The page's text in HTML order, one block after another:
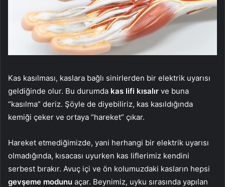
Kas kasılması, kaslara bağlı sinirlerden bir elektrik uyarısı
geldiğinde olur. Bu durumda kas lifi kısalır ve buna
“kasılma” deriz. Şöyle de diyebiliriz, kas kasıldığında
kemiği çeker ve ortaya “hareket” çıkar.
Hareket etmediğimizde, yani herhangi bir elektrik uyarısı
olmadığında, kısacası uyurken kas liflerimiz kendini
serbest bırakır. Avuç içi ve ön kolumuzdaki kasların hepsi
gevşeme modunu açar. Beynimiz, uyku sırasında yapılan